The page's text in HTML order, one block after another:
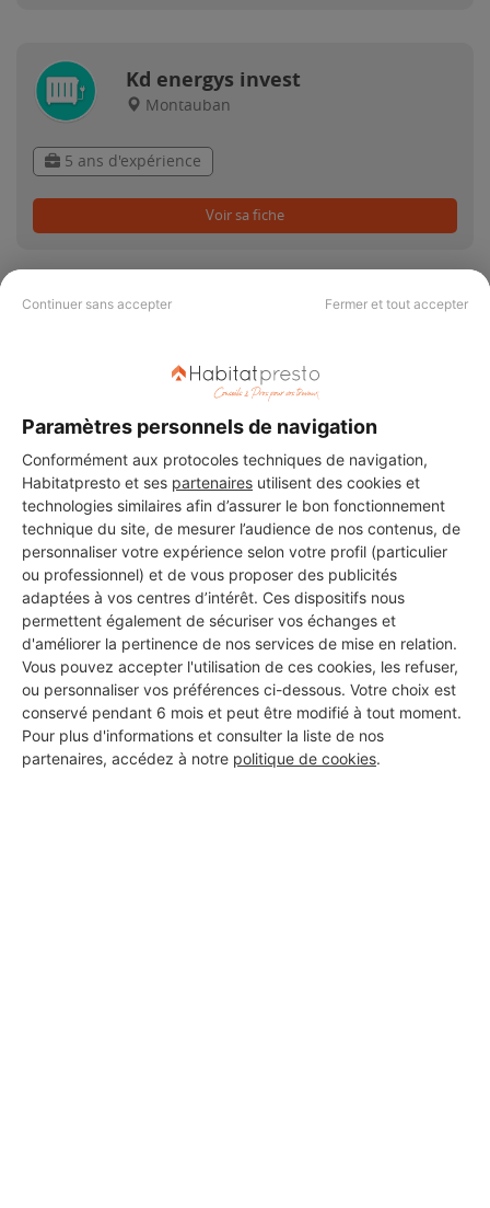
Continuer sans accepter Fermer et tout accepter
Paramètres personnels de navigation
Conformément aux protocoles techniques de navigation,
Habitatpresto et ses partenaires utilisent des cookies et
technologies similaires afin d’assurer le bon fonctionnement
technique du site, de mesurer l’audience de nos contenus, de
personnaliser votre expérience selon votre profil (particulier
ou professionnel) et de vous proposer des publicités
adaptées à vos centres d’intérêt. Ces dispositifs nous
permettent également de sécuriser vos échanges et
d'améliorer la pertinence de nos services de mise en relation.
Vous pouvez accepter l'utilisation de ces cookies, les refuser,
ou personnaliser vos préférences ci-dessous. Votre choix est
conservé pendant 6 mois et peut être modifié à tout moment.
Pour plus d'informations et consulter la liste de nos
partenaires, accédez à notre politique de cookies.
Kd energys invest
Montauban
5 ans d'expérience
Voir sa fiche
PAS LE TEMPS DE
CHERCHER ?
Vous souhaitez réaliser des travaux et ne savez quel professionnel
choisir ? Demandez des devis travauxauprès de notre réseau de 5 000
professionnels partout en France.
DEMANDER UN DEVIS